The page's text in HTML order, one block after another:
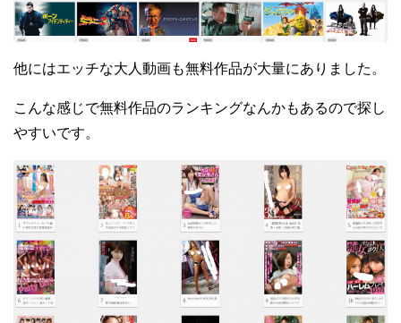
他にはエッチな大人動画も無料作品が大量にありました。
こんな感じで無料作品のランキングなんかもあるので探し
やすいです。